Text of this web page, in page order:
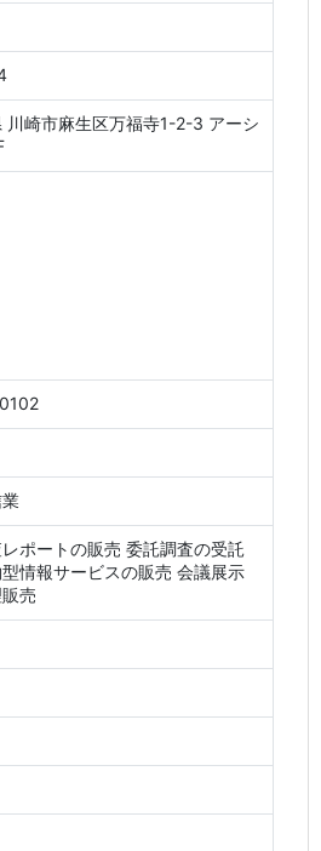
川崎市麻生区万福寺1-2-3 アーシ
ポートの販売 委託調査の受託
情報サービスの販売 会議展示
売